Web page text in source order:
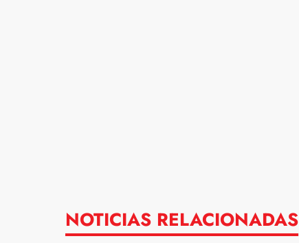
NOTICIAS RELACIONADAS